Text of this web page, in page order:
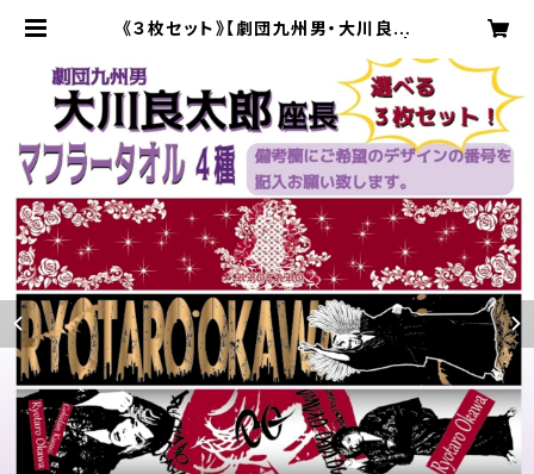
《３枚セット》【劇団九州男・大川良太